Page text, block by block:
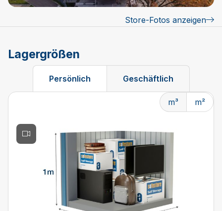
Store-Fotos anzeigen
Lagergrößen
Persönlich Geschäftlich
m³ m²
Changing the current slide of this carousel will